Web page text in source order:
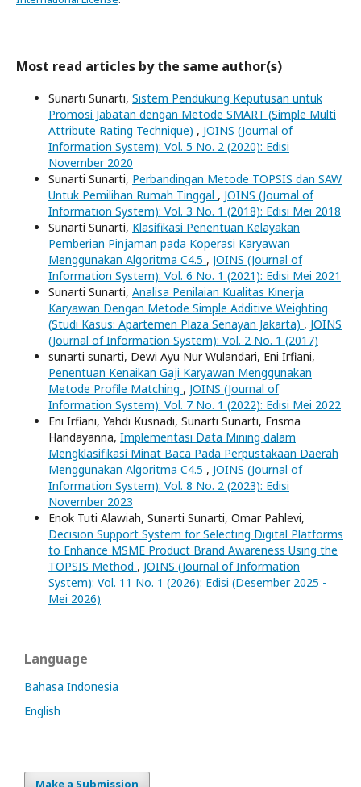
Most read articles by the same author(s)
Sunarti Sunarti, Sistem Pendukung Keputusan untuk
Promosi Jabatan dengan Metode SMART (Simple Multi
Attribute Rating Technique) , JOINS (Journal of
Information System): Vol. 5 No. 2 (2020): Edisi
November 2020
Sunarti Sunarti, Perbandingan Metode TOPSIS dan SAW
Untuk Pemilihan Rumah Tinggal , JOINS (Journal of
Information System): Vol. 3 No. 1 (2018): Edisi Mei 2018
Sunarti Sunarti, Klasifikasi Penentuan Kelayakan
Pemberian Pinjaman pada Koperasi Karyawan
Menggunakan Algoritma C4.5 , JOINS (Journal of
Information System): Vol. 6 No. 1 (2021): Edisi Mei 2021
Sunarti Sunarti, Analisa Penilaian Kualitas Kinerja
Karyawan Dengan Metode Simple Additive Weighting
(Studi Kasus: Apartemen Plaza Senayan Jakarta) , JOINS
(Journal of Information System): Vol. 2 No. 1 (2017)
sunarti sunarti, Dewi Ayu Nur Wulandari, Eni Irfiani,
Penentuan Kenaikan Gaji Karyawan Menggunakan
Metode Profile Matching , JOINS (Journal of
Information System): Vol. 7 No. 1 (2022): Edisi Mei 2022
Eni Irfiani, Yahdi Kusnadi, Sunarti Sunarti, Frisma
Handayanna, Implementasi Data Mining dalam
Mengklasifikasi Minat Baca Pada Perpustakaan Daerah
Menggunakan Algoritma C4.5 , JOINS (Journal of
Information System): Vol. 8 No. 2 (2023): Edisi
November 2023
Enok Tuti Alawiah, Sunarti Sunarti, Omar Pahlevi,
Decision Support System for Selecting Digital Platforms
to Enhance MSME Product Brand Awareness Using the
TOPSIS Method , JOINS (Journal of Information
System): Vol. 11 No. 1 (2026): Edisi (Desember 2025 -
Mei 2026)
Language
Bahasa Indonesia
English